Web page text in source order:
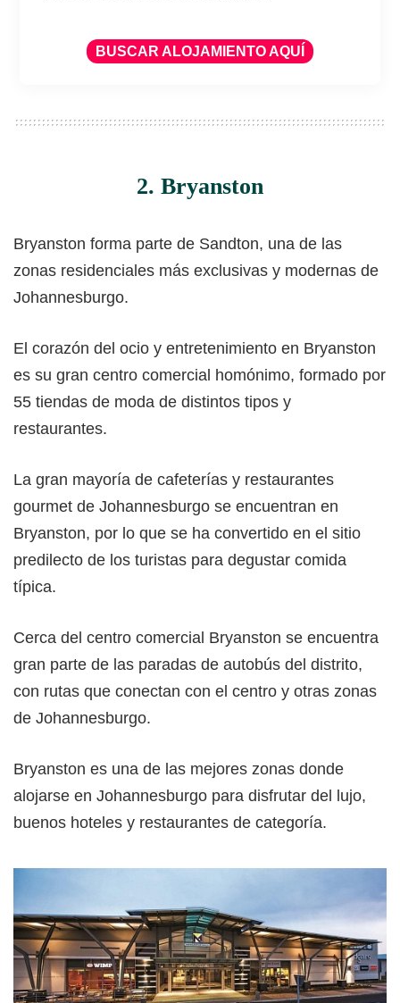
BUSCAR ALOJAMIENTO AQUÍ
2. Bryanston
Bryanston forma parte de Sandton, una de las
zonas residenciales más exclusivas y modernas de
Johannesburgo.
El corazón del ocio y entretenimiento en Bryanston
es su gran centro comercial homónimo, formado por
55 tiendas de moda de distintos tipos y
restaurantes.
La gran mayoría de cafeterías y restaurantes
gourmet de Johannesburgo se encuentran en
Bryanston, por lo que se ha convertido en el sitio
predilecto de los turistas para degustar comida
típica.
Cerca del centro comercial Bryanston se encuentra
gran parte de las paradas de autobús del distrito,
con rutas que conectan con el centro y otras zonas
de Johannesburgo.
Bryanston es una de las mejores zonas donde
alojarse en Johannesburgo para disfrutar del lujo,
buenos hoteles y restaurantes de categoría.